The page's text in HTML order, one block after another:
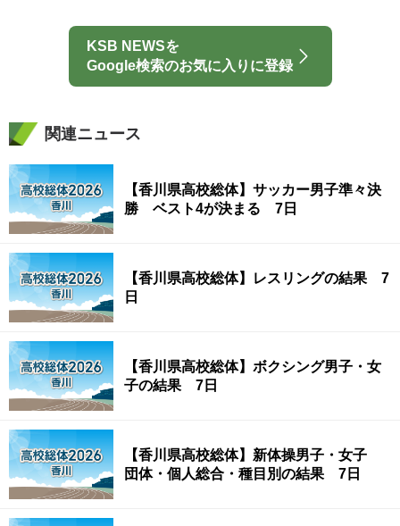
KSB NEWSを
Google検索のお気に入りに登録
関連ニュース
【香川県高校総体】サッカー男子準々決
勝 ベスト4が決まる 7日
【香川県高校総体】レスリングの結果 7
日
【香川県高校総体】ボクシング男子・女
子の結果 7日
【香川県高校総体】新体操男子・女子
団体・個人総合・種目別の結果 7日